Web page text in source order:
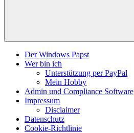
Der Windows Papst
Wer bin ich
Unterstützung per PayPal
Mein Hobby
Admin und Compliance Software
Impressum
Disclaimer
Datenschutz
Cookie-Richtlinie